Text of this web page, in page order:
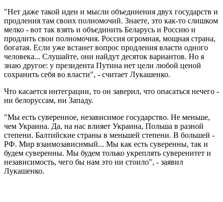
"Нет даже такой идеи и мысли объединения двух государств и
продления там своих полномочий. Знаете, это как-то слишком
мелко - вот так взять и объединить Беларусь и Россию и
продлить свои полномочия. Россия огромная, мощная страна,
богатая. Если уже встанет вопрос продления власти одного
человека... Слушайте, они найдут десяток вариантов. Но я
знаю другое: у президента Путина нет цели любой ценой
сохранить себя во власти", - считает Лукашенко.
Что касается интеграции, то он заверил, что опасаться нечего -
ни белоруссам, ни Западу.
"Мы есть суверенное, независимое государство. Не меньше,
чем Украина. Да, на нас влияет Украина, Польша в разной
степени. Балтийские страны в меньшей степени. В большей -
РФ. Мир взаимозависимый... Мы как есть суверенны, так и
будем суверенны. Мы будем только укреплять суверенитет и
независимость, чего бы нам это ни стоило", - заявил
Лукашенко.